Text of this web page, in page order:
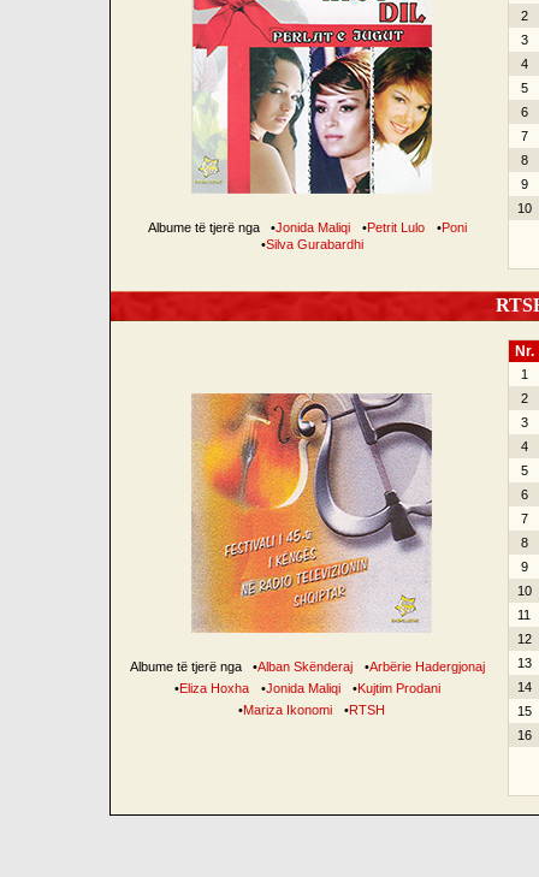
Albume të tjerë nga •Jonida Maliqi •Petrit Lulo •Poni
•Silva Gurabardhi
2
3
4
5
6
7
8
9
10
Albume të tjerë nga •Alban Skënderaj •Arbërie Hadergjonaj
•Eliza Hoxha •Jonida Maliqi •Kujtim Prodani
•Mariza Ikonomi •RTSH
Nr.
1
2
3
4
5
6
7
8
9
10
11
12
13
14
15
16